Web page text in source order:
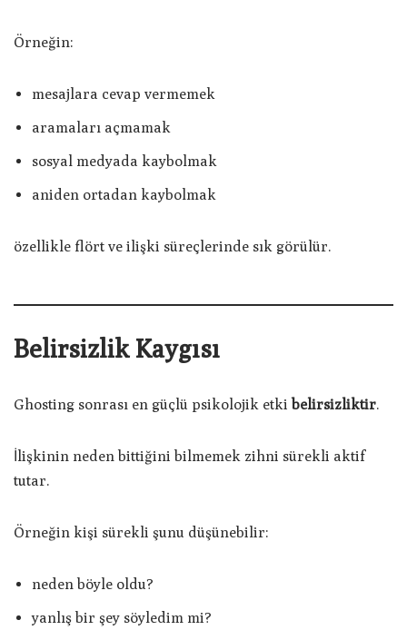
Örneğin:
mesajlara cevap vermemek
aramaları açmamak
sosyal medyada kaybolmak
aniden ortadan kaybolmak
özellikle flört ve ilişki süreçlerinde sık görülür.
Belirsizlik Kaygısı
Ghosting sonrası en güçlü psikolojik etkibelirsizliktir.
İlişkinin neden bittiğini bilmemek zihni sürekli aktif
tutar.
Örneğin kişi sürekli şunu düşünebilir:
neden böyle oldu?
yanlış bir şey söyledim mi?